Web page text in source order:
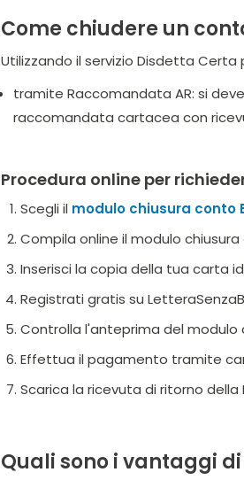
Come chiudere un
Utilizzando il servizio Disdetta Certa
tramite Raccomandata AR: si
raccomandata cartacea con
Procedura online per
Scegli il modulo chiusura conto
Compila online il modulo chiusura
Inserisci la copia della tua carta
Registrati gratis su
Controlla l'anteprima del modulo
Effettua il pagamento tramite
Scarica la ricevuta di ritorno della
Quali sono i vantaggi